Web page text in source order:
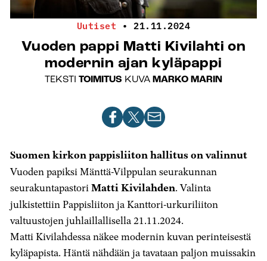
Uutiset • 21.11.2024
Vuoden pappi Matti Kivilahti on
modernin ajan kyläpappi
TEKSTI TOIMITUS KUVA MARKO MARIN
Jaa
artikkeli
Jaa
artikkeli
palvelussa
Jaa
artikkeli
Suomen kirkon pappisliiton hallitus on valinnut
Vuoden papiksi Mänttä-Vilppulan seurakunnan
seurakuntapastoriMatti Kivilahden. Valinta
julkistettiin Pappisliiton ja Kanttori-urkuriliiton
valtuustojen juhlaillallisella 21.11.2024.
Matti Kivilahdessa näkee modernin kuvan perinteisestä
kyläpapista. Häntä nähdään ja tavataan paljon muissakin